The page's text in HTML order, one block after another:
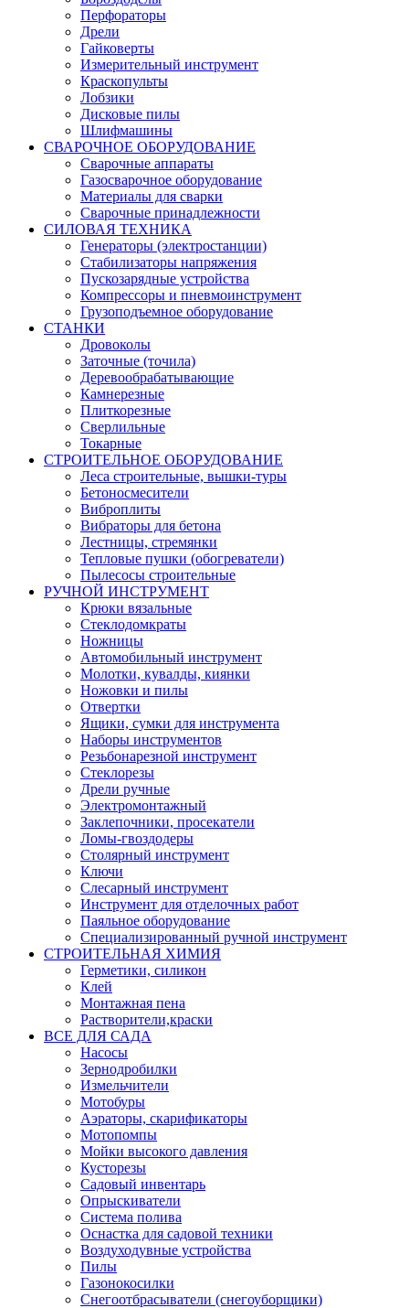
Перфораторы
Дрели
Гайковерты
Измерительный инструмент
Краскопульты
Лобзики
Дисковые пилы
Шлифмашины
СВАРОЧНОЕ ОБОРУДОВАНИЕ
Сварочные аппараты
Газосварочное оборудование
Материалы для сварки
Сварочные принадлежности
СИЛОВАЯ ТЕХНИКА
Генераторы (электростанции)
Стабилизаторы напряжения
Пускозарядные устройства
Компрессоры и пневмоинструмент
Грузоподъемное оборудование
СТАНКИ
Дровоколы
Заточные (точила)
Деревообрабатывающие
Камнерезные
Плиткорезные
Сверлильные
Токарные
СТРОИТЕЛЬНОЕ ОБОРУДОВАНИЕ
Леса строительные, вышки-туры
Бетоносмесители
Виброплиты
Вибраторы для бетона
Лестницы, стремянки
Тепловые пушки (обогреватели)
Пылесосы строительные
РУЧНОЙ ИНСТРУМЕНТ
Крюки вязальные
Стеклодомкраты
Ножницы
Автомобильный инструмент
Молотки, кувалды, киянки
Ножовки и пилы
Отвертки
Ящики, сумки для инструмента
Наборы инструментов
Резьбонарезной инструмент
Стеклорезы
Дрели ручные
Электромонтажный
Заклепочники, просекатели
Ломы-гвоздодеры
Столярный инструмент
Ключи
Слесарный инструмент
Инструмент для отделочных работ
Паяльное оборудование
Специализированный ручной инструмент
СТРОИТЕЛЬНАЯ ХИМИЯ
Герметики, силикон
Клей
Монтажная пена
Растворители,краски
ВСЕ ДЛЯ САДА
Насосы
Зернодробилки
Измельчители
Мотобуры
Аэраторы, скарификаторы
Мотопомпы
Мойки высокого давления
Кусторезы
Садовый инвентарь
Опрыскиватели
Система полива
Оснастка для садовой техники
Воздуходувные устройства
Пилы
Газонокосилки
Снегоотбрасыватели (снегоуборщики)